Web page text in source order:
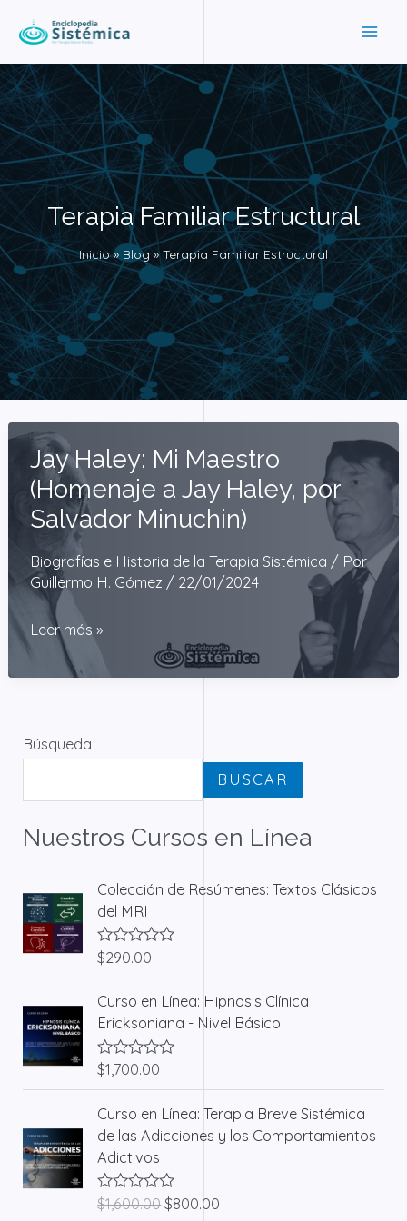
contenido
Terapia Familiar Estructural
Inicio Blog Terapia Familiar Estructural
Jay Haley: Mi Maestro
(Homenaje a Jay Haley, por
Salvador Minuchin)
Biografías e Historia de la Terapia Sistémica / Por
Guillermo H. Gómez / 22/01/2024
Jay
Haley:
Mi
(Homenaje
a
por
Minuchin)
Leer más »
Búsqueda
BUSCAR
Nuestros Cursos en Línea
Colección de Resúmenes: Textos Clásicos
del MRI
V
o
r
a
d
o
c
o
0
d
e
5
$290.00
Curso en Línea: Hipnosis Clínica
Ericksoniana - Nivel Básico
V
o
a
d
o
c
o
n
$1,700.00
Curso en Línea: Terapia Breve Sistémica
de las Adicciones y los Comportamientos
Adictivos
V
$1,600.00
E
r
e
c
$800.00
p